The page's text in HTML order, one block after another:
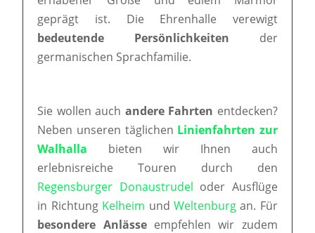
geprägt ist. Die Ehrenhalle verewigt
bedeutende Persönlichkeiten der
germanischen Sprachfamilie.
Sie wollen auch andere Fahrten entdecken?
Neben unseren täglichen Linienfahrten zur
Walhalla bieten wir Ihnen auch
erlebnisreiche Touren durch den
Regensburger Donaustrudel oder Ausflüge
in Richtung Kelheim und Weltenburgan. Für
besondere Anlässeempfehlen wir zudem